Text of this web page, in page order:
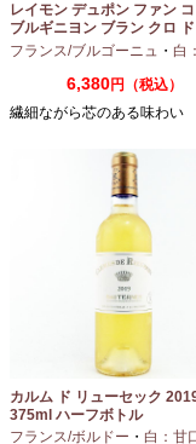
レイモン デュポン ファン
ブルギニヨン ブラン クロ
ャペル 2024 750ml
フランス/ブルゴーニュ ・ 白
6,380円（税込）
繊細ながら芯のある味わい
カルム ド リューセック
375ml ハーフボトル
フランス/ボルドー ・ 白：甘